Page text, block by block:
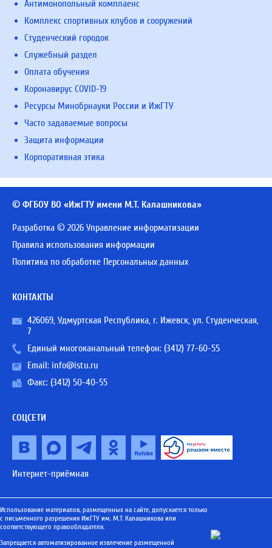
Антимонопольный комплаенс
Комплекс спортивных клубов и сооружений
Студенческий городок
Служебный раздел
Оплата обучения
Коронавирус COVID-19
Ресурсы Минобрнауки России и ИжГТУ
Часто задаваемые вопросы
Защита информации
Корпоративная этика
© ФГБОУ ВО «ИжГТУ имени М.Т. Калашникова»
Разработка © 2026 Управление информатизации
Правила использования информации
Политика по обработке Персональных данных
КОНТАКТЫ
426069, Удмуртская Республика, г. Ижевск, ул. Студенческая,
7
Единый многоканальный телефон: (3412) 77-60-55
Email: info@istu.ru
Факс: (3412) 50-40-55
СОЦСЕТИ
Интернет-приёмная
Использование материалов, размещенных на сайте, допускается только
с письменного разрешения ИжГТУ им. М.Т. Калашникова или
соответствующего правообладателя.
Запрещается автоматизированное извлечение размещенной